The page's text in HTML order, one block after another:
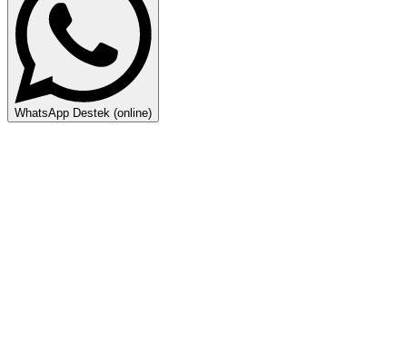
WhatsApp Destek (online)